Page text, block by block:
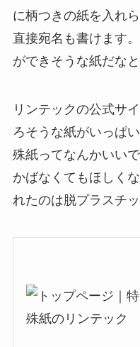
に柄つきの紙を入れ
直接宛名も書けます
ができそうな紙だなと
リンテックの公式サ
ろそうな紙がいっぱ
殊紙ってなんかいい
かばなくてもほしく
れたのは脱プラスチ